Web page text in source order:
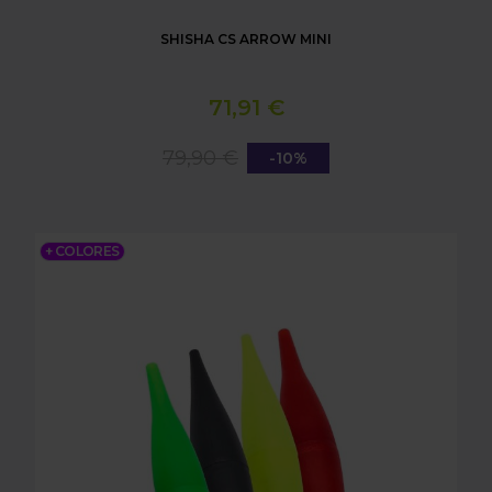
SHISHA CS ARROW MINI
71,91 €
-10%
+ COLORES
BAZOOKA ICE COLD